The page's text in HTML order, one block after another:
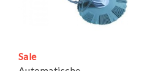
Sale